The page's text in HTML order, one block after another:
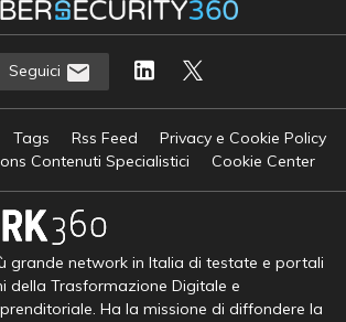
Seguici
Tags Rss Feed
Privacy e Cookie Policy
Contenuti Specialistici
Cookie Center
grande network in Italia di testate e portali
della Trasformazione Digitale e
Ha la missione di diffondere la